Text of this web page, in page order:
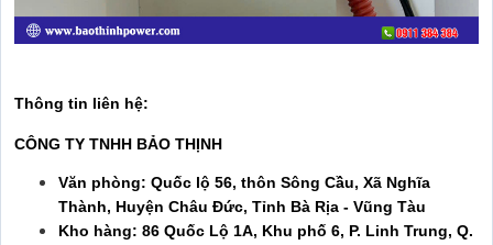
Thông tin liên hệ:
CÔNG TY TNHH BẢO THỊNH
Văn phòng: Quốc lộ 56, thôn Sông Cầu, Xã Nghĩa
Thành, Huyện Châu Đức, Tỉnh Bà Rịa - Vũng Tàu
Kho hàng: 86 Quốc Lộ 1A, Khu phố 6, P. Linh Trung, Q.